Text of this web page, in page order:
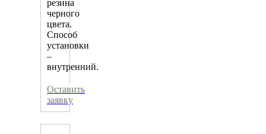
резина
черного
цвета.
Способ
установки
–
внутренний.
Оставить
заявку